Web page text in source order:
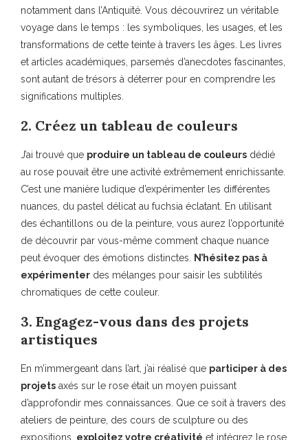
notamment dans l’Antiquité. Vous découvrirez un véritable
voyage dans le temps : les symboliques, les usages, et les
transformations de cette teinte à travers les âges. Les livres
et articles académiques, parsemés d’anecdotes fascinantes,
sont autant de trésors à déterrer pour en comprendre les
significations multiples.
2. Créez un tableau de couleurs
J’ai trouvé que produire un tableau de couleurs dédié
au rose pouvait être une activité extrêmement enrichissante.
C’est une manière ludique d’expérimenter les différentes
nuances, du pastel délicat au fuchsia éclatant. En utilisant
des échantillons ou de la peinture, vous aurez l’opportunité
de découvrir par vous-même comment chaque nuance
peut évoquer des émotions distinctes. N’hésitez pas à
expérimenter des mélanges pour saisir les subtilités
chromatiques de cette couleur.
3. Engagez-vous dans des projets
artistiques
En m’immergeant dans l’art, j’ai réalisé que participer à des
projets axés sur le rose était un moyen puissant
d’approfondir mes connaissances. Que ce soit à travers des
ateliers de peinture, des cours de sculpture ou des
expositions, exploitez votre créativité et intégrez le rose